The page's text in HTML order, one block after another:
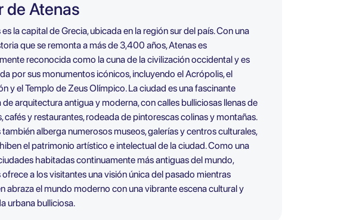
de Atenas
la capital de Grecia, ubicada en la región sur del país. Con una
que se remonta a más de 3,400 años, Atenas es
reconocida como la cuna de la civilización occidental y es
por sus monumentos icónicos, incluyendo el Acrópolis, el
y el Templo de Zeus Olímpico. La ciudad es una fascinante
de arquitectura antigua y moderna, con calles bulliciosas llenas de
cafés y restaurantes, rodeada de pintorescas colinas y montañas.
también alberga numerosos museos, galerías y centros culturales,
el patrimonio artístico e intelectual de la ciudad. Como una
habitadas continuamente más antiguas del mundo,
ofrece a los visitantes una visión única del pasado mientras
abraza el mundo moderno con una vibrante escena cultural y
urbana bulliciosa.